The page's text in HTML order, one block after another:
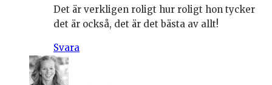
Det är verkligen roligt hur roligt hon tycker
det är också, det är det bästa av allt!
Svara